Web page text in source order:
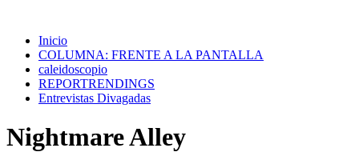
Inicio
COLUMNA: FRENTE A LA PANTALLA
caleidoscopio
REPORTRENDINGS
Entrevistas Divagadas
Nightmare Alley